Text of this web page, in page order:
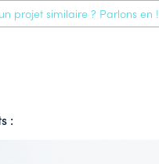
projet similaire ? Parlons en !
: